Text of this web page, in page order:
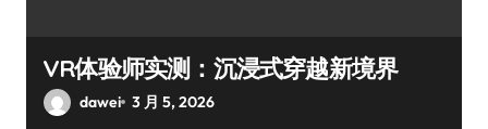
VR体验师实测：沉浸式穿越新境界
dawei 3 月 5, 2026